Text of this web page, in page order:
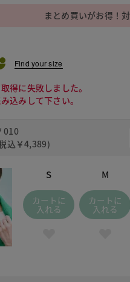
030 ライトグレー
まとめ買いがお得！
Find your size
得に失敗しました。
込みして下さい。
010
込 ￥4,389)
S
カートに
入れる
M
カートに
入れる